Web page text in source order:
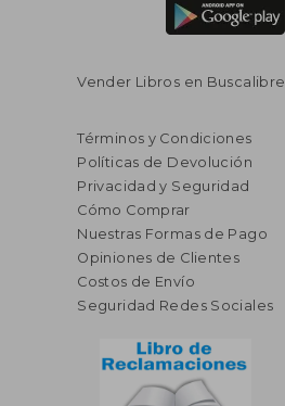
Vender Libros en Buscalibre
Términos y Condiciones
Políticas de Devolución
Privacidad y Seguridad
Cómo Comprar
Nuestras Formas de Pago
Opiniones de Clientes
Costos de Envío
Seguridad Redes Sociales